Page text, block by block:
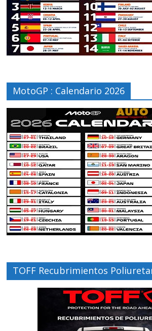
MotoGP : Calendario 2026
TOFF Recubrimientos